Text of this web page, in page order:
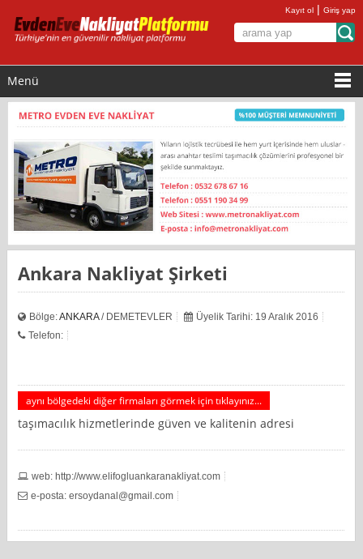
Kayıt ol |Giriş yap
Menü
Ankara Nakliyat Şirketi
Bölge:ANKARA/ DEMETEVLER
Üyelik Tarihi: 19 Aralık 2016
Telefon:
aynı bölgedeki diğer firmaları görmek için tıklayınız...
taşımacılık hizmetlerinde güven ve kalitenin adresi
web: http://www.elifogluankaranakliyat.com
e-posta:ersoydanal@gmail.com